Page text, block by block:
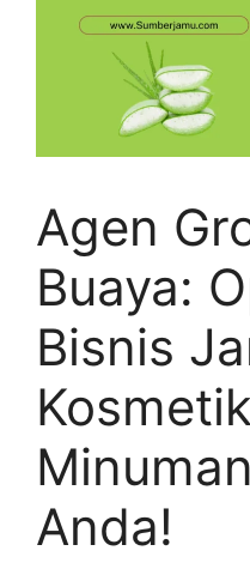
Agen
Buaya:
Bisnis
Anda!